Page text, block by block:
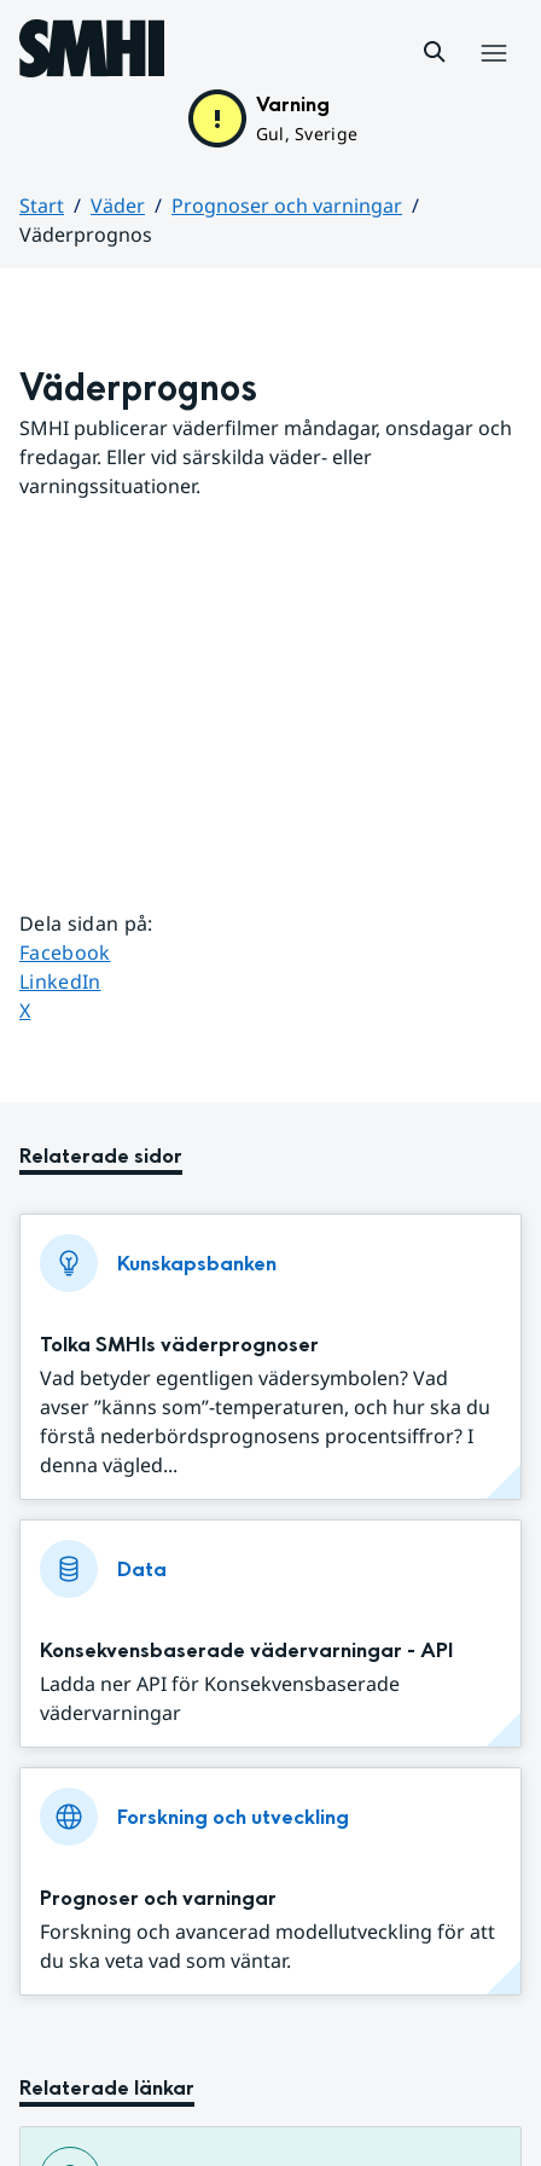
Hoppa till sidans innehåll
Varning
Gul, Sverige
Start Väder
Prognoser och varningar
Väderprognos
Väderprognos
SMHI publicerar väderfilmer måndagar, onsdagar och
fredagar. Eller vid särskilda väder- eller
varningssituationer.
Dela sidan på:
Dela sidan på
Facebook
Dela sidan på
LinkedIn
Dela sidan på
X
Relaterade sidor
Kunskapsbanken
Tolka SMHIs väderprognoser
Vad betyder egentligen vädersymbolen? Vad
avser ”känns som”-temperaturen, och hur ska du
förstå nederbördsprognosens procentsiffror? I
denna vägled...
Data
Konsekvensbaserade vädervarningar - API
Ladda ner API för Konsekvensbaserade
vädervarningar
Forskning och utveckling
Prognoser och varningar
Forskning och avancerad modellutveckling för att
du ska veta vad som väntar.
Relaterade länkar